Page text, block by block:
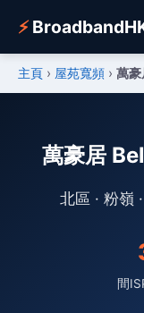
⚡
主頁 › 屋苑寬頻 › 萬
萬豪居
北區 · 粉嶺
間